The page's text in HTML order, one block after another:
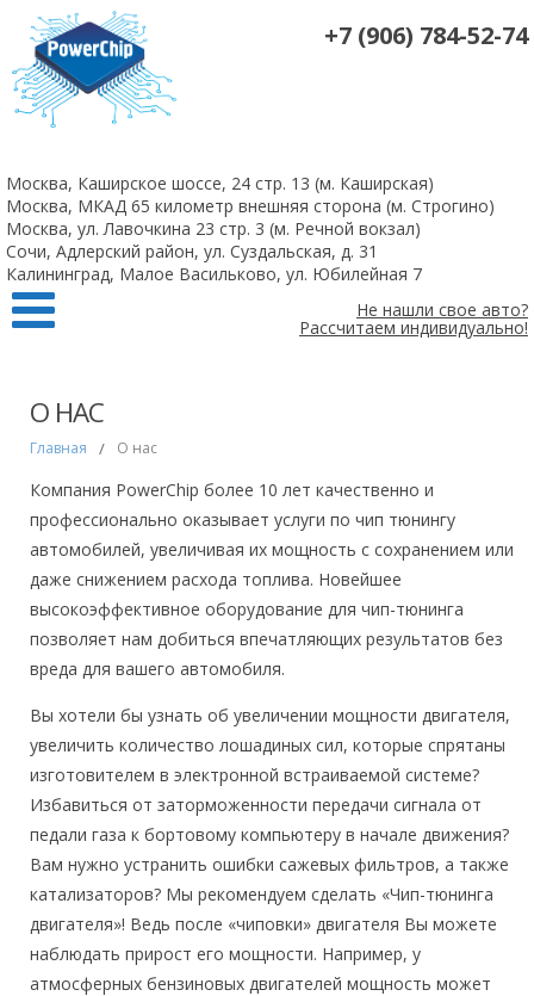
+7 (906) 784-52-74
Заказать
Москва, Каширское шоссе, 24 стр. 13 (м. Каширская)
Москва, МКАД 65 километр внешняя сторона (м. Строгино)
Москва, ул. Лавочкина 23 стр. 3 (м. Речной вокзал)
Сочи, Адлерский район, ул. Суздальская, д. 31
Калининград, Малое Васильково, ул. Юбилейная 7
Не нашли свое авто?
Рассчитаем индивидуально!
О НАС
Главная / О нас
Компания PowerChip более 10 лет качественно и
профессионально оказывает услуги по чип тюнингу
автомобилей, увеличивая их мощность с сохранением или
даже снижением расхода топлива. Новейшее
высокоэффективное оборудование для чип-тюнинга
позволяет нам добиться впечатляющих результатов без
вреда для вашего автомобиля.
Вы хотели бы узнать об увеличении мощности двигателя,
увеличить количество лошадиных сил, которые спрятаны
изготовителем в электронной встраиваемой системе?
Избавиться от заторможенности передачи сигнала от
педали газа к бортовому компьютеру в начале движения?
Вам нужно устранить ошибки сажевых фильтров, а также
катализаторов? Мы рекомендуем сделать «Чип-тюнинга
двигателя»! Ведь после «чиповки» двигателя Вы можете
наблюдать прирост его мощности. Например, у
атмосферных бензиновых двигателей мощность может